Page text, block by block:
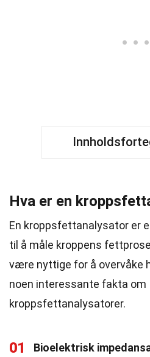
Hva er en
En kroppsfettanalysator er
til å måle kroppens
være nyttige for å overvåke
noen interessante fakta om
kroppsfettanalysatorer.
01 Bioelektrisk